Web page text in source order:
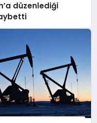
düzenlediği